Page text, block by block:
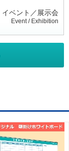
イベント／展示会
Event / Exhibition
Tapestry